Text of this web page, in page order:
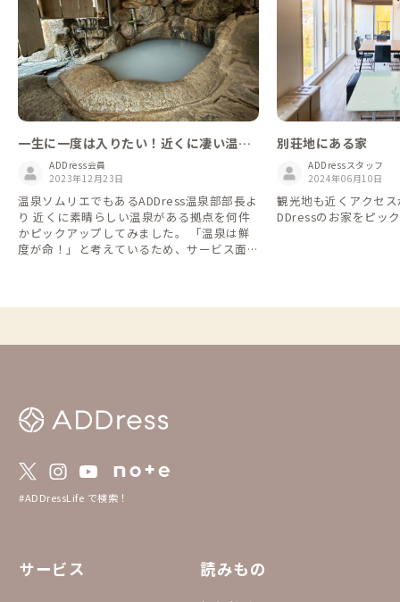
一生に一度は入りたい！近くに凄い温泉
がある家ADDress会員
2023年12月23日
温泉ソムリエでもあるADDress温泉部部長よ
り 近くに素晴らしい温泉がある拠点を何件
かピックアップしてみました。 「温泉は鮮
度が命！」と考えているため、サービス面よ
い温泉施設を訪れる際は、特に入浴マナーを
別荘地にある家
ADDressスタッフ
2024年06月10日
観光地も近くアクセ
DDressのお家をピッ
#ADDressLife で検索！
サービス 読みもの